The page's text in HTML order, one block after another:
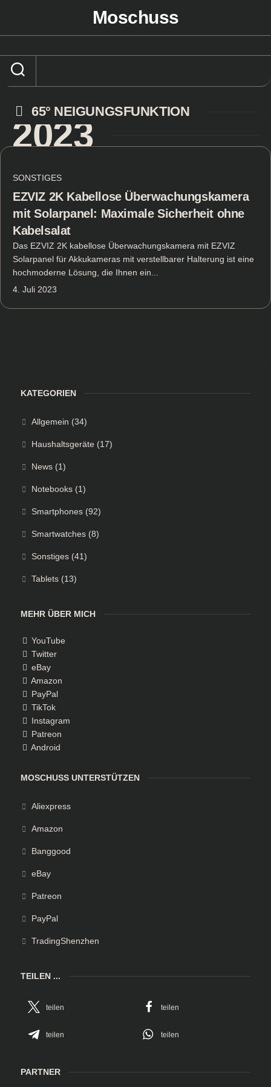
Moschuss
65° NEIGUNGSFUNKTION
2023
SONSTIGES
EZVIZ 2K Kabellose Überwachungskamera
mit Solarpanel: Maximale Sicherheit ohne
Kabelsalat
Das EZVIZ 2K kabellose Überwachungskamera mit EZVIZ
Solarpanel für Akkukameras mit verstellbarer Halterung ist eine
hochmoderne Lösung, die Ihnen ein...
4. Juli 2023
KATEGORIEN
Allgemein (34)
Haushaltsgeräte (17)
News(1)
Notebooks(1)
Smartphones(92)
Smartwatches(8)
Sonstiges(41)
Tablets(13)
MEHR ÜBER MICH
YouTube
Twitter
eBay
Amazon
PayPal
TikTok
Instagram
Patreon
Android
MOSCHUSS UNTERSTÜTZEN
Aliexpress
Amazon
Banggood
eBay
Patreon
PayPal
TradingShenzhen
TEILEN ...
teilen teilen
teilen teilen
PARTNER